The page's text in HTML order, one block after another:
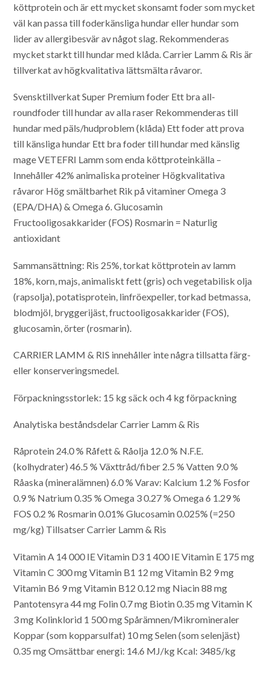
köttprotein och är ett mycket skonsamt foder som mycket
väl kan passa till foderkänsliga hundar eller hundar som
lider av allergibesvär av något slag. Rekommenderas
mycket starkt till hundar med klåda. Carrier Lamm & Ris är
tillverkat av högkvalitativa lättsmälta råvaror.
Svensktillverkat Super Premium foder Ett bra all-
roundfoder till hundar av alla raser Rekommenderas till
hundar med päls/hudproblem (klåda) Ett foder att prova
till känsliga hundar Ett bra foder till hundar med känslig
mageVETEFRI Lamm som enda köttproteinkälla –
Innehåller 42% animaliska proteiner Högkvalitativa
råvaror Hög smältbarhet Rik på vitaminerOmega 3
(EPA/DHA) & Omega 6.Glucosamin
Fructooligosakkarider (FOS) Rosmarin = Naturlig
antioxidant
Sammansättning: Ris 25%, torkat köttprotein av lamm
18%, korn, majs, animaliskt fett (gris) och vegetabilisk olja
(rapsolja), potatisprotein, linfröexpeller, torkad betmassa,
blodmjöl, bryggerijäst, fructooligosakkarider (FOS),
glucosamin, örter (rosmarin).
CARRIER LAMM & RIS innehåller inte några tillsatta färg-
eller konserveringsmedel.
Förpackningsstorlek: 15 kg säck och 4 kg förpackning
Analytiska beståndsdelar Carrier Lamm & Ris
Råprotein 24.0 % Råfett & Råolja 12.0 % N.F.E.
(kolhydrater) 46.5 % Växttråd/fiber 2.5 % Vatten 9.0 %
Råaska (mineralämnen) 6.0 % Varav: Kalcium 1.2 % Fosfor
0.9 % Natrium 0.35 % Omega 3 0.27 % Omega 6 1.29 %
FOS 0.2 % Rosmarin 0.01% Glucosamin 0.025% (=250
mg/kg) Tillsatser Carrier Lamm & Ris
Vitamin A 14 000 IEVitamin D3 1 400 IEVitamin E 175 mg
Vitamin C 300 mgVitamin B1 12 mgVitamin B2 9 mg
Vitamin B6 9 mgVitamin B12 0.12 mg Niacin 88 mg
Pantotensyra 44 mg Folin 0.7 mg Biotin 0.35 mgVitamin K
3 mg Kolinklorid 1 500 mgSpårämnen/Mikromineraler
Koppar (som kopparsulfat) 10 mgSelen (som selenjäst)
0.35 mgOmsättbar energi: 14.6 MJ/kg Kcal: 3485/kg